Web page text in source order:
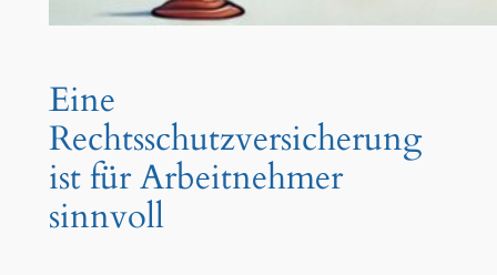
Eine
Rechtsschutzversicherung
ist für Arbeitnehmer
sinnvoll